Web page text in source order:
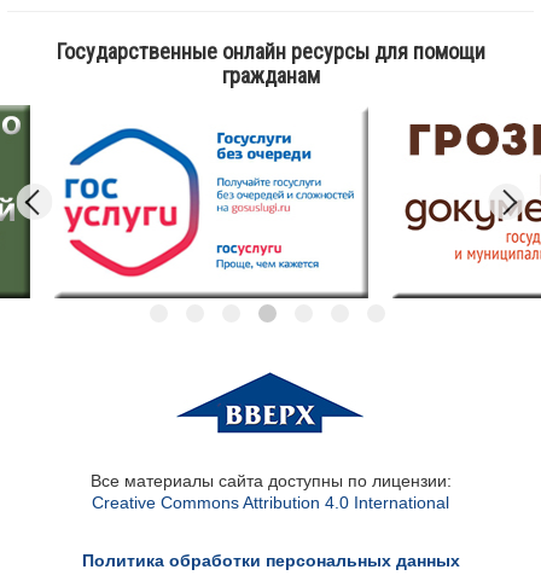
Государственные онлайн ресурсы для помощи
гражданам
Все материалы сайта доступны по лицензии:
Creative Commons Attribution 4.0 International
Политика обработки персональных данных